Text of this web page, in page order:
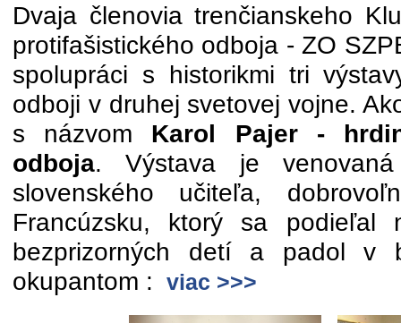
Dvaja členovia trenčianskeho
protifašistického odboja - ZO
spolupráci s historikmi tri
odboji v druhej svetovej vojne.
s názvom Karol Pajer -
odboja. Výstava je venovaná
slovenského učiteľa,
Francúzsku, ktorý sa podieľal
bezprizorných detí a padol v
okupantom :
viac >>>